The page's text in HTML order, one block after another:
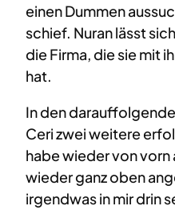
einen Dummen
schief. Nuran lässt
die Firma, die sie mit
hat.
In den
Ceri zwei weitere
habe wieder von
wieder ganz oben
irgendwas in mir drin